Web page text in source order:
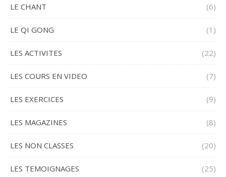
LE CHANT (6)
LE QI GONG (1)
LES ACTIVITES (22)
LES COURS EN VIDEO (7)
LES EXERCICES (9)
LES MAGAZINES (8)
LES NON CLASSES (20)
LES TEMOIGNAGES (25)